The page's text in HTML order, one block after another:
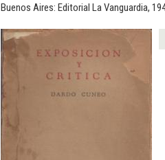
Buenos Aires: Editorial La Vanguardia,